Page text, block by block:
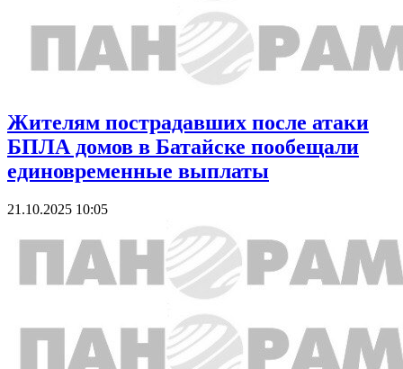
Жителям пострадавших после атаки
БПЛА домов в Батайске пообещали
единовременные выплаты
21.10.2025 10:05